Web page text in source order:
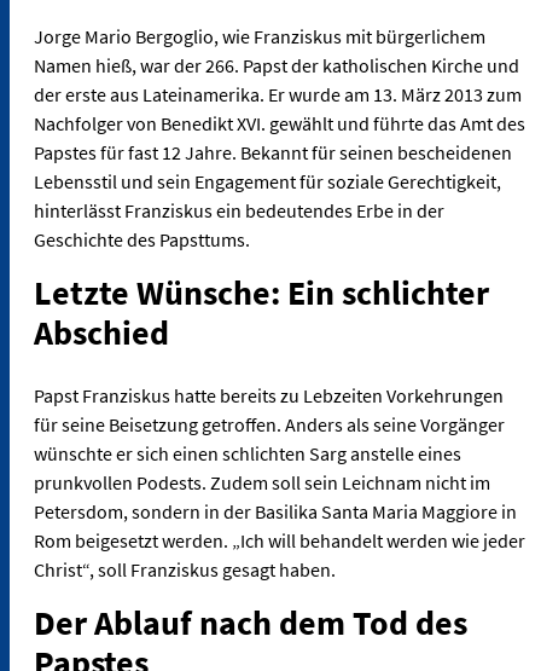
Jorge Mario Bergoglio, wie Franziskus mit bürgerlichem
Namen hieß, war der 266. Papst der katholischen Kirche und
der erste aus Lateinamerika. Er wurde am 13. März 2013 zum
Nachfolger von Benedikt XVI. gewählt und führte das Amt des
Papstes für fast 12 Jahre. Bekannt für seinen bescheidenen
Lebensstil und sein Engagement für soziale Gerechtigkeit,
hinterlässt Franziskus ein bedeutendes Erbe in der
Geschichte des Papsttums.
Letzte Wünsche: Ein schlichter
Abschied
Papst Franziskus hatte bereits zu Lebzeiten Vorkehrungen
für seine Beisetzung getroffen. Anders als seine Vorgänger
wünschte er sich einen schlichten Sarg anstelle eines
prunkvollen Podests. Zudem soll sein Leichnam nicht im
Petersdom, sondern in der Basilika Santa Maria Maggiore in
Rom beigesetzt werden. „Ich will behandelt werden wie jeder
Christ“, soll Franziskus gesagt haben.
Der Ablauf nach dem Tod des